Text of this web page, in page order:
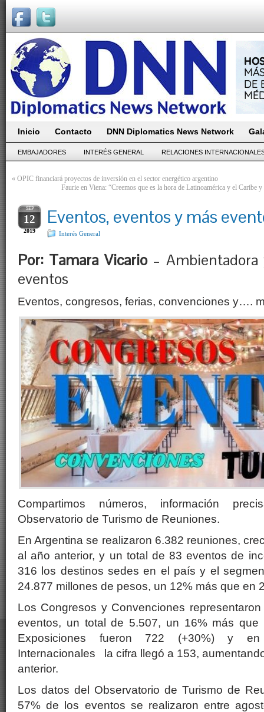
Inicio Contacto DNN Diplomatics News Network
EMBAJADORES INTERÉS GENERAL RELACIONES
« OPIC financiará proyectos de inversión en el sector energético argentino
Faurie en Viena: “Creemos que es la hora de Latinoamérica y el Caribe
SEP
12
2019
Eventos, eventos y más
Interés General
Por: Tamara Vicario– Ambientadora
eventos
Eventos, congresos, ferias, convenciones y….
Compartimos números, información
Observatorio de Turismo de Reuniones.
En Argentina se realizaron 6.382 reuniones,
al año anterior, y un total de 83 eventos de
316 los destinos sedes en el país y el
24.877 millones de pesos, un 12% más que en
Los Congresos y Convenciones r
eventos, un total de 5.507, un 16% más
Exposiciones fueron 722 (+30%) y en
Internacionales
la cifra llegó a 153,
anterior.
Los datos del Observatorio de Turismo de
57% de los eventos se realizaron entre